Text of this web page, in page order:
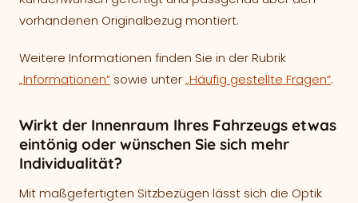
vorhandenen Originalbezug montiert.
Weitere Informationen finden Sie in der Rubrik
„Informationen“ sowie unter„Häufig gestellte Fragen“.
Wirkt der Innenraum Ihres Fahrzeugs etwas
eintönig oder wünschen Sie sich mehr
Individualität?
Mit maßgefertigten Sitzbezügen lässt sich die Optik